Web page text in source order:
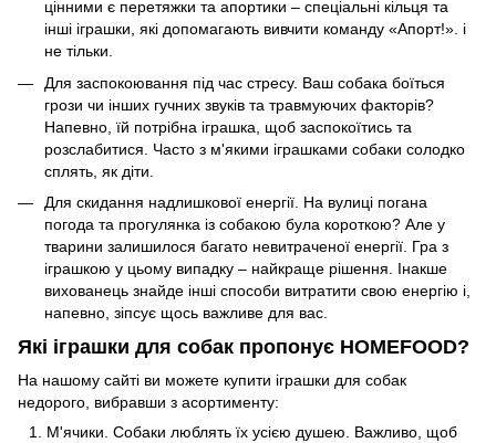
цінними є перетяжки та апортики – спеціальні кільця та
інші іграшки, які допомагають вивчити команду «Апорт!». і
не тільки.
Для заспокоювання під час стресу. Ваш собака боїться
грози чи інших гучних звуків та травмуючих факторів?
Напевно, їй потрібна іграшка, щоб заспокоїтись та
розслабитися. Часто з м'якими іграшками собаки солодко
сплять, як діти.
Для скидання надлишкової енергії. На вулиці погана
погода та прогулянка із собакою була короткою? Але у
тварини залишилося багато невитраченої енергії. Гра з
іграшкою у цьому випадку – найкраще рішення. Інакше
вихованець знайде інші способи витратити свою енергію і,
напевно, зіпсує щось важливе для вас.
Які іграшки для собак пропонує HOMEFOOD?
На нашому сайті ви можете купити іграшки для собак
недорого, вибравши з асортименту:
М'ячики. Собаки люблять їх усією душею. Важливо, щоб